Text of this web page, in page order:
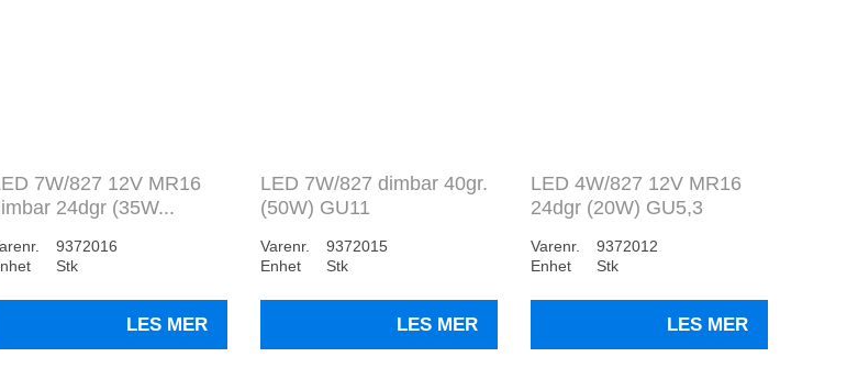
7W/827 12V MR16
24dgr (35W...
9372016
Stk
LES MER
LED 7W/827 dimbar 40gr.
(50W) GU11
Varenr.
9372015
Enhet
Stk
LES MER
LED 4W/827 12V MR16
24dgr (20W) GU5,3
Varenr.
9372012
Enhet
Stk
LES MER